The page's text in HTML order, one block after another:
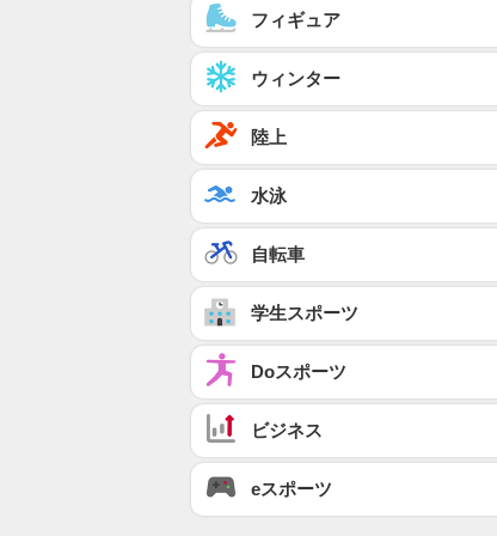
フィギュア
ウィンター
陸上
水泳
自転車
学生スポーツ
Doスポーツ
ビジネス
eスポーツ